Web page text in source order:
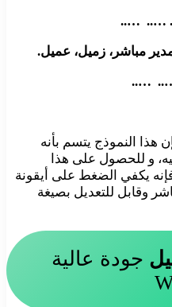
….. …..
مباشر، زميل، عميل.
….. …..
هذا النموذج يتسم بأنه
و للحصول على هذا
يكفي الضغط على أيقونة
وقابل للتعديل بصيغة
جودة عالية